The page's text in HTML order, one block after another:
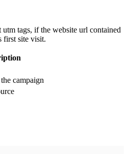
tags, if the website url contained
first site visit.
campaign